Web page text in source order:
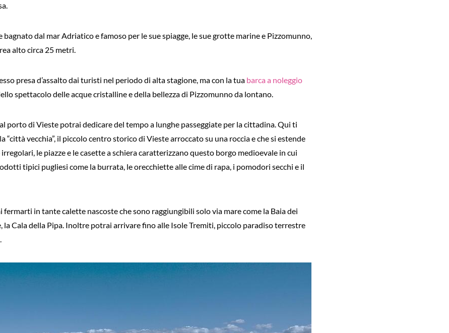
bagnato dal mar Adriatico e famoso per le sue spiagge, le sue grotte marine e Pizzomunno,
alto circa 25 metri.
presa d’assalto dai turisti nel periodo di alta stagione, ma con la tua barca a noleggio
spettacolo delle acque cristalline e della bellezza di Pizzomunno da lontano.
porto di Vieste potrai dedicare del tempo a lunghe passeggiate per la cittadina. Qui ti
“città vecchia”, il piccolo centro storico di Vieste arroccato su una roccia e che si estende
le piazze e le casette a schiera caratterizzano questo borgo medioevale in cui
tipici pugliesi come la burrata, le orecchiette alle cime di rapa, i pomodori secchi e il
in tante calette nascoste che sono raggiungibili solo via mare come la Baia dei
la Cala della Pipa. Inoltre potrai arrivare fino alle Isole Tremiti, piccolo paradiso terrestre